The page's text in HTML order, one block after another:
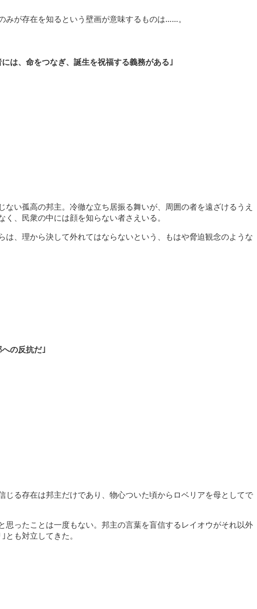
が存在を知るという壁画が意味するものは……。
は、命をつなぎ、誕生を祝福する義務がある｣
い孤高の邦主。冷徹な立ち居振る舞いが、周囲の者を遠ざけるうえ
、民衆の中には顔を知らない者さえいる。
、理から決して外れてはならないという、もはや脅迫観念のような
の反抗だ｣
じる存在は邦主だけであり、物心ついた頃からロベリアを母としてで
思ったことは一度もない。邦主の言葉を盲信するレイオウがそれ以外
も対立してきた。